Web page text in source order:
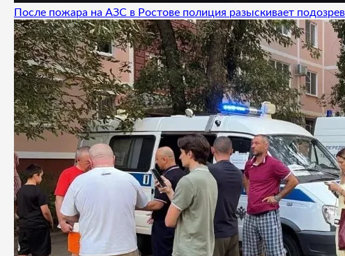
После пожара на АЗС в Ростове полиция разыскивает